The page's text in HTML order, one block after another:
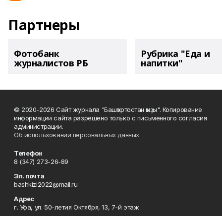
Партнеры
Фотобанк
журналистов РБ
Рубрика "Еда и
напитки"
© 2020-2026 Сайт журнала "Башҡортостан ҡыҙы". Копирование
информации сайта разрешено только с письменного согласия
администрации.
Об использовании персональных данных
Телефон
8 (347) 273-26-89
Эл. почта
bashkizi2022@mail.ru
Адрес
г. Уфа, ул. 50-летия Октября, 13, 7-й этаж